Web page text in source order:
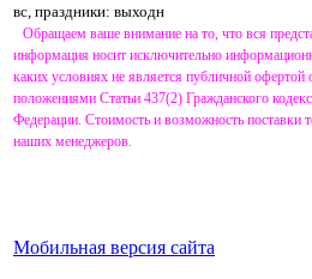
вс, праздники: выходн
Обращаем ваше внимание на то, что вся
информация носит исключительно
каких условиях не является публичной офертой
положениями Статьи 437(2) Гражданского
Федерации. Стоимость и возможность поставки
наших менеджеров.
Мобильная версия сайта